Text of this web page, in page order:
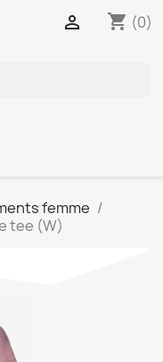
shopping_cart (0)

femme
tee (W)